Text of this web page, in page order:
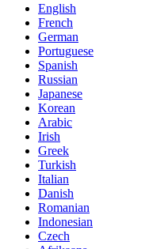
English
French
German
Portuguese
Spanish
Russian
Japanese
Korean
Arabic
Irish
Greek
Turkish
Italian
Danish
Romanian
Indonesian
Czech